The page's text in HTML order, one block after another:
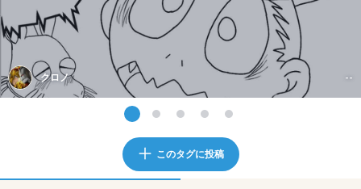
クロノ --
このタグに投稿